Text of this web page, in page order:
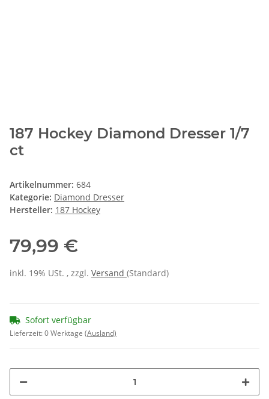
187 Hockey Diamond Dresser 1/7
ct
Artikelnummer: 684
Kategorie: Diamond Dresser
Hersteller: 187 Hockey
79,99 €
inkl. 19% USt. , zzgl. Versand (Standard)
Sofort verfügbar
Lieferzeit:0 Werktage (Ausland)